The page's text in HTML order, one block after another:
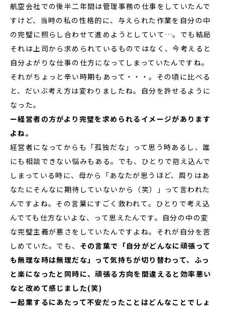
航空会社での後半二年間は管理事務の仕事をしていたんで
すけど、当時の私の性格的に、与えられた作業を自分の中
の完璧に照らし合わせて進めようとしていて…。でも結局
それは上司から求められているものではなく、今考えると
自分よがりな仕事の仕方になってしまっていたんですね。
それがちょっと辛い時期もあって・・・。その頃に比べる
と、だいぶ考え方は変わりましたね。自分を許せるように
なった。
ー経営者の方がより完璧を求められるイメージがあります
よね。
経営者になってからも「孤独だな」って思う時あるし、誰
にも相談できない悩みもある。でも、ひとりで抱え込んで
しまっている時に、母から「あなたが思うほど、周りはあ
なたにそんなに期待していないから（笑）」って言われた
んですよね。その言葉にすごく救われて。ひとりで考え込
んでても仕方ないよな、って思えたんです。自分の中の変
な完璧主義が悪さをしていたんですよね。それが自分を苦
しめていた。でも、 その言葉で「自分がどんなに頑張って
も無理な時は無理だな」って気持ちが切り替わって、ふっ
と楽になったと同時に、頑張る方向を間違えると効率悪い
なと改めて感じました(笑)
ー起業するにあたって不安だったことはどんなことでしょ